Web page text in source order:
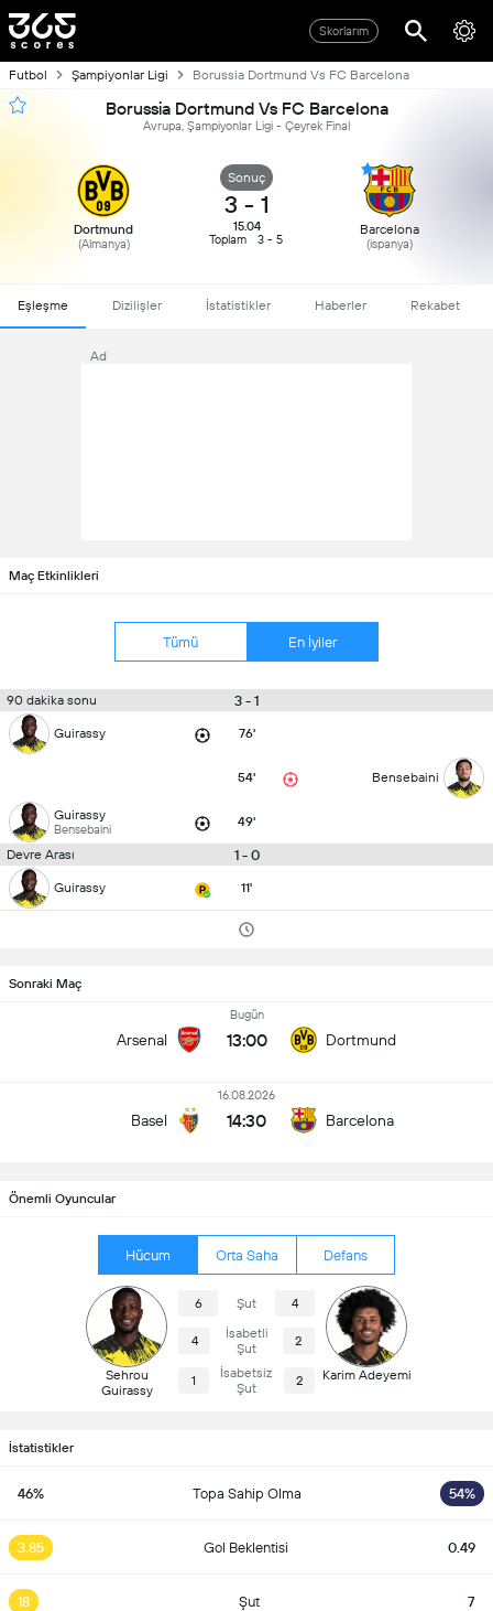
Skorlarım
Futbol Şampiyonlar Ligi Borussia Dortmund Vs FC Barcelona
Borussia Dortmund Vs FC Barcelona
Avrupa, Şampiyonlar Ligi - Çeyrek Final
Dortmund
(Almanya)
Sonuç
3 - 1
15.04
Toplam
3 - 5
Barcelona
(ispanya)
Eşleşme Dizilişler İstatistikler Haberler Rekabet
Ad
Maç Etkinlikleri
Tümü En İyiler
90 dakika sonu 3 - 1
Guirassy 76'
54' Bensebaini
Guirassy
Bensebaini 49'
Devre Arası 1 - 0
Guirassy 11'
Sonraki Maç
Arsenal
Bugün
13:00 Dortmund
Basel
16.08.2026
14:30 Barcelona
Önemli Oyuncular
Hücum Orta Saha Defans
Sehrou
Guirassy
6 Şut 4
4
İsabetli
Şut
2
1
İsabetsiz
Şut
2 Karim Adeyemi
İstatistikler
46% Topa Sahip Olma 54%
3.85 Gol Beklentisi 0.49
18 Şut 7